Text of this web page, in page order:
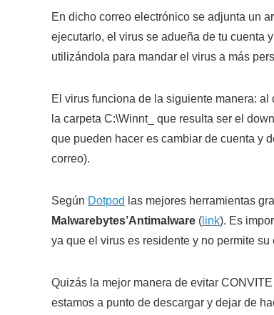
En dicho correo electrónico se adjunta un
ejecutarlo, el virus se adueña de tu cuenta
utilizándola para mandar el virus a más
El virus funciona de la siguiente manera: al
la carpeta C:\Winnt_ que resulta ser el
que pueden hacer es cambiar de cuenta y
correo).
Según Dotpod las mejores herramientas
Malwarebytes’Antimalware ( link). Es
ya que el virus es residente y no permite
Quizás la mejor manera de evitar
estamos a punto de descargar y dejar de